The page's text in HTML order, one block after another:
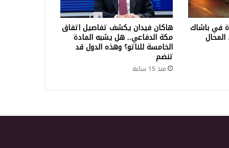
في باشاك هاكان فيدان يكشف تفاصيل اتفاق
مكة الدفاعي.. هل يشبه المادة
الخامسة للناتو؟ وهذه الدول قد
تنضم
منذ 15 ساعة